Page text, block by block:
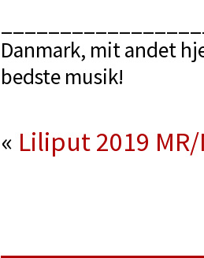
Danmark, mit andet
bedste musik!
« Liliput 2019